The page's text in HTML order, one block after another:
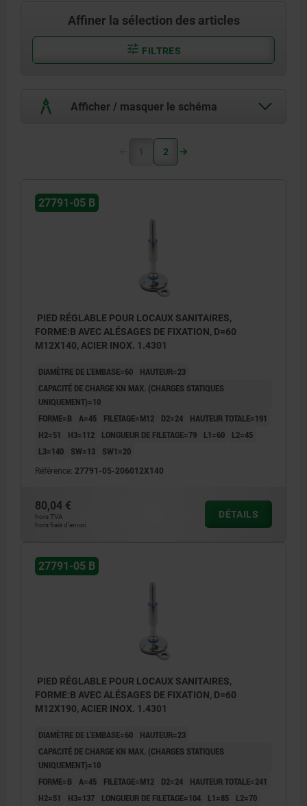
Affiner la sélection des articles
FILTRES
Afficher / masquer le schéma
1) Plage de réglage
1 2
27791-05 B
PIED RÉGLABLE POUR LOCAUX SANITAIRES,
FORME:B AVEC ALÉSAGES DE FIXATION, D=60
M12X140, ACIER INOX. 1.4301
DIAMÈTRE DE L'EMBASE=60
HAUTEUR=23
CAPACITÉ DE CHARGE KN MAX. (CHARGES STATIQUES
UNIQUEMENT)=10
FORME=B A=45 FILETAGE=M12 D2=24
HAUTEUR TOTALE=191
H2=51
H3=112 LONGUEUR DE FILETAGE=79 L1=60
L2=45
L3=140
SW=13 SW1=20
Référence: 27791-05-206012X140
80,04 €
hors TVA
hors frais d’envoi
DÉTAILS
27791-05 B
PIED RÉGLABLE POUR LOCAUX SANITAIRES,
FORME:B AVEC ALÉSAGES DE FIXATION, D=60
M12X190, ACIER INOX. 1.4301
DIAMÈTRE DE L'EMBASE=60
HAUTEUR=23
CAPACITÉ DE CHARGE KN MAX. (CHARGES STATIQUES
UNIQUEMENT)=10
FORME=B A=45 FILETAGE=M12 D2=24
HAUTEUR TOTALE=241
H2=51
H3=137 LONGUEUR DE FILETAGE=104 L1=85
L2=70